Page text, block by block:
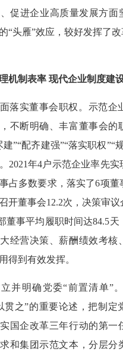
促进企业高质量发展方面
“头雁”效应，较好发挥了
机制表率 现代企业制度建
落实董事会职权。示范企
不断明确、丰富董事会的
”“配齐建强”“落实职权”“
2021年4户示范企业率先
占多数要求，落实了6项董
开董事会12.2次，决策审
董事平均履职时间达84.5
经营决策、薪酬绩效考核
得到有效发挥。
并明确党委“前置清单”
贯之”的重要论述，把制定
国企改革三年行动的第一
和集团示范文本，分层分